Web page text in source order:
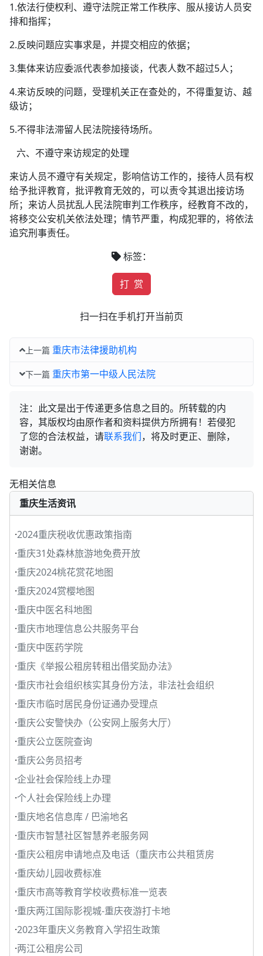
1.依法行使权利、遵守法院正常工作秩序、服从接访人员安
排和指挥；
2.反映问题应实事求是，并提交相应的依据；
3.集体来访应委派代表参加接谈，代表人数不超过5人；
4.来访反映的问题，受理机关正在查处的，不得重复访、越
级访；
5.不得非法滞留人民法院接待场所。
六、不遵守来访规定的处理
来访人员不遵守有关规定，影响信访工作的，接待人员有权
给予批评教育，批评教育无效的，可以责令其退出接访场
所；来访人员扰乱人民法院审判工作秩序，经教育不改的，
将移交公安机关依法处理；情节严重，构成犯罪的，将依法
追究刑事责任。
标签：
打 赏
扫一扫在手机打开当前页
上一篇 重庆市法律援助机构
下一篇 重庆市第一中级人民法院
注：此文是出于传递更多信息之目的。所转载的内
容，其版权均由原作者和资料提供方所拥有！若侵犯
了您的合法权益，请联系我们，将及时更正、删除，
谢谢。
无相关信息
重庆生活资讯
·2024重庆税收优惠政策指南
·重庆31处森林旅游地免费开放
·重庆2024桃花赏花地图
·重庆2024赏樱地图
·重庆中医名科地图
·重庆市地理信息公共服务平台
·重庆中医药学院
·重庆《举报公租房转租出借奖励办法》
·重庆市社会组织核实其身份方法，非法社会组织
·重庆市临时居民身份证通办受理点
·重庆公安警快办（公安网上服务大厅）
·重庆公立医院查询
·重庆公务员招考
·企业社会保险线上办理
·个人社会保险线上办理
·重庆地名信息库 / 巴渝地名
·重庆市智慧社区智慧养老服务网
·重庆公租房申请地点及电话（重庆市公共租赁房
·重庆幼儿园收费标准
·重庆市高等教育学校收费标准一览表
·重庆两江国际影视城-重庆夜游打卡地
·2023年重庆义务教育入学招生政策
·两江公租房公司